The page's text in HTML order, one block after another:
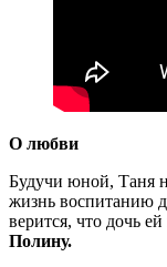
О любви
Будучи юной, Таня
жизнь воспитанию
верится, что дочь
Полину.